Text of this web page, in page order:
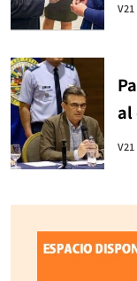
V21
al
V21